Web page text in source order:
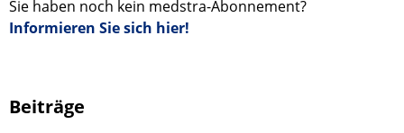
Sie haben noch kein medstra-Abonnement?
Informieren Sie sich hier!
Beiträge